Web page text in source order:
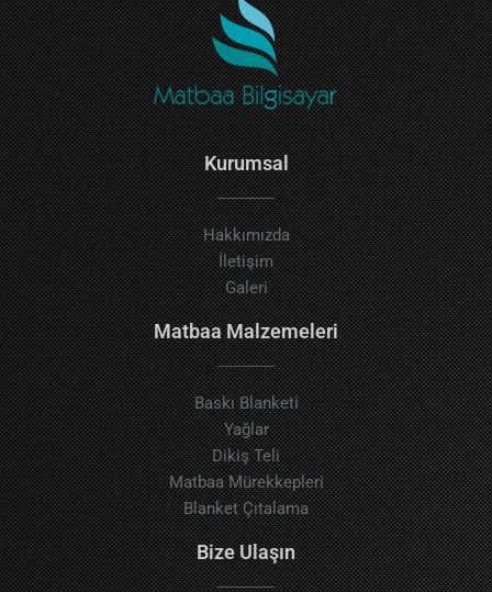
Kurumsal
Hakkımızda
İletişim
Galeri
Matbaa Malzemeleri
Baskı Blanketi
Yağlar
Dikiş Teli
Matbaa Mürekkepleri
Blanket Çıtalama
Bize Ulaşın